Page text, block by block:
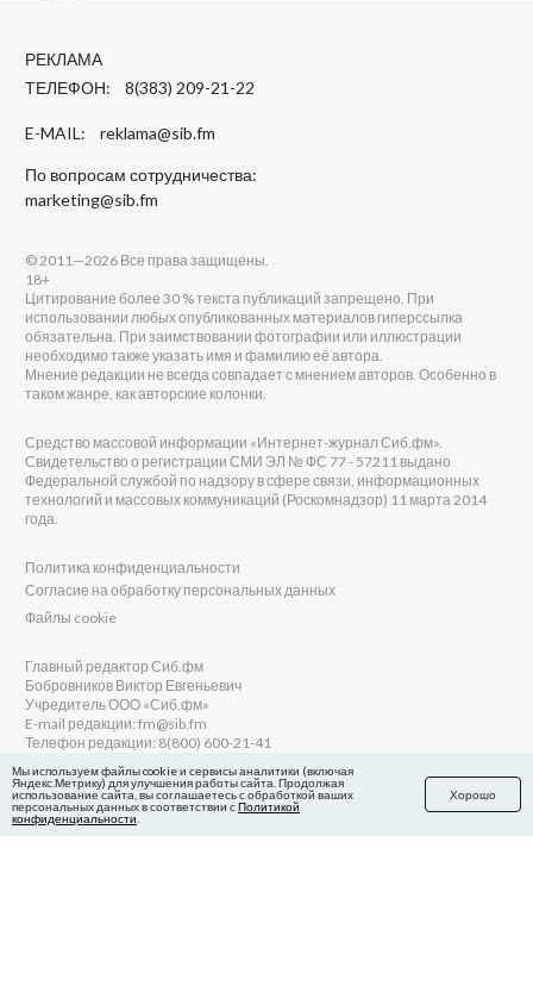
РЕКЛАМА
ТЕЛЕФОН: 8(383) 209-21-22
E-MAIL: reklama@sib.fm
По вопросам сотрудничества:
marketing@sib.fm
© 2011—2026 Все права защищены.
18+
Цитирование более 30 % текста публикаций запрещено. При
использовании любых опубликованных материалов гиперссылка
обязательна. При заимствовании фотографии или иллюстрации
необходимо также указать имя и фамилию её автора.
Мнение редакции не всегда совпадает с мнением авторов. Особенно в
таком жанре, как авторские колонки.
Средство массовой информации «Интернет-журнал Сиб.фм».
Свидетельство о регистрации СМИ ЭЛ № ФС 77 - 57211 выдано
Федеральной службой по надзору в сфере связи, информационных
технологий и массовых коммуникаций (Роскомнадзор) 11 марта 2014
года.
Политика конфиденциальности
Согласие на обработку персональных данных
Файлы cookie
Главный редактор Сиб.фм
Бобровников Виктор Евгеньевич
Учредитель ООО «Сиб.фм»
E-mail редакции: fm@sib.fm
Телефон редакции: 8(800) 600-21-41
Сайт разработан и поддерживается Технодзен
Мы используем файлы cookie и сервисы аналитики (включая
Яндекс.Метрику) для улучшения работы сайта. Продолжая
использование сайта, вы соглашаетесь с обработкой ваших
персональных данных в соответствии сПолитикой
конфиденциальности
Хорошо